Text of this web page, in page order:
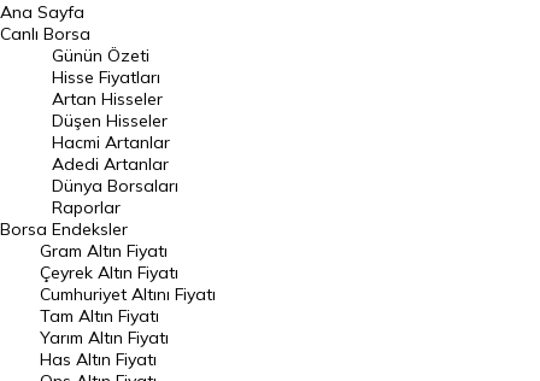
BIST 100 Hisseleri
En Çok Artan Hisseler
En Çok Düşen Hisseler
Hacmi Artanlar
Geçmiş Kapanışlar
Dünya Borsaları
Raporlar
Endeksler
DÖVİZ
Ana Sayfa
Canlı Borsa
Borsa
Günün Özeti
Hisse Fiyatları
Artan Hisseler
Düşen Hisseler
Hacmi Artanlar
Adedi Artanlar
Dünya Borsaları
Raporlar
Endeksler
Gram Altın Fiyatı
Çeyrek Altın Fiyatı
Cumhuriyet Altını Fiyatı
Tam Altın Fiyatı
Yarım Altın Fiyatı
Has Altın Fiyatı